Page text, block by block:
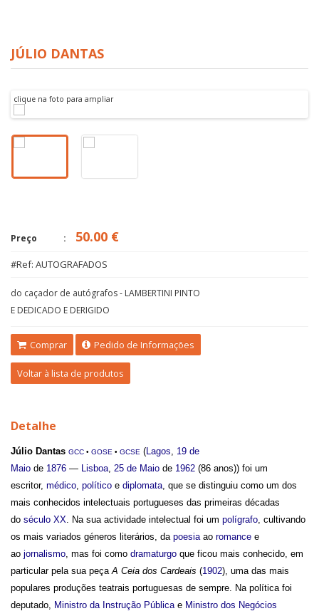
JÚLIO DANTAS
clique na foto para ampliar
Preço 50.00 €
#Ref: AUTOGRAFADOS
do caçador de autógrafos - LAMBERTINI PINTO
E DEDICADO E DERIGIDO
Comprar Pedido de Informações
Voltar à lista de produtos
Detalhe
Júlio Dantas GCC • GOSE • GCSE (Lagos, 19 de
Maio de 1876 — Lisboa, 25 de Maio de 1962 (86 anos)) foi um
escritor, médico, político e diplomata, que se distinguiu como um dos
mais conhecidos intelectuais portugueses das primeiras décadas
do século XX. Na sua actividade intelectual foi um polígrafo, cultivando
os mais variados géneros literários, da poesiaao romance e
ao jornalismo, mas foi como dramaturgo que ficou mais conhecido, em
particular pela sua peçaA Ceia dos Cardeais (1902), uma das mais
populares produções teatrais portuguesas de sempre. Na política foi
deputado, Ministro da Instrução Públicae Ministro dos Negócios